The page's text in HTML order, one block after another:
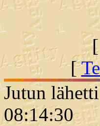
[
Jutun
08:14:30